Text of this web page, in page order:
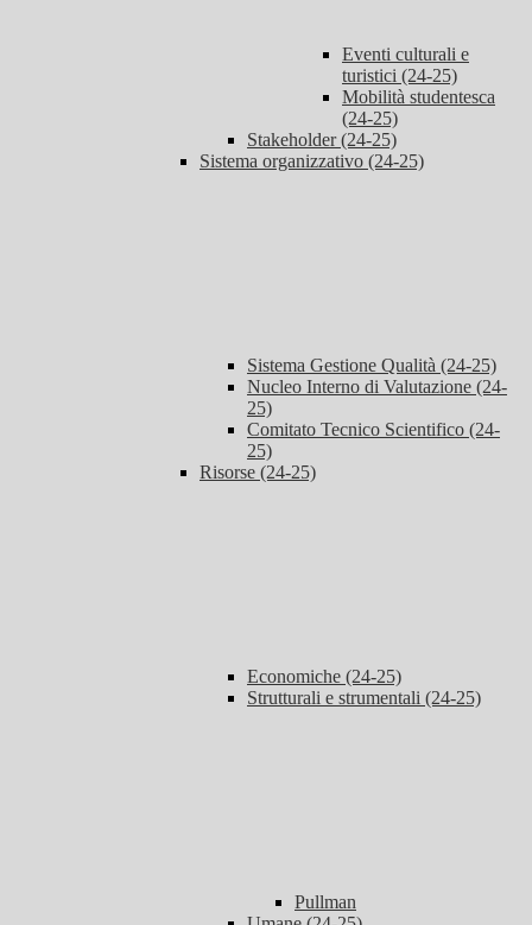
Eventi culturali e
turistici (24-25)
Mobilità studentesca
(24-25)
Stakeholder (24-25)
Sistema organizzativo (24-25)
Sistema Gestione Qualità (24-25)
Nucleo Interno di Valutazione (24-
25)
Comitato Tecnico Scientifico (24-
25)
Risorse (24-25)
Economiche (24-25)
Strutturali e strumentali (24-25)
Pullman